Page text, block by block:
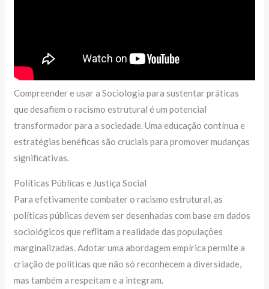
Compreender e usar a Sociologia para sustentar práticas
que desafiem o racismo estrutural é um potencial
transformador para a sociedade. Uma educação contínua e
estratégias benéficas são cruciais para promover mudanças
significativas.
Políticas Públicas e Justiça Social
Para efetivamente combater o racismo estrutural, as
políticas públicas devem ser desenhadas com base em dados
sociológicos que reflitam a realidade das populações
marginalizadas. Adotar uma abordagem empírica permite a
criação de políticas que não só reconhecem a diversidade,
mas também a respeitam e a integram.